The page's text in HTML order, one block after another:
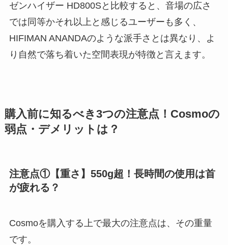
ゼンハイザー HD800Sと比較すると、音場の広さ
では同等かそれ以上と感じるユーザーも多く、
HIFIMAN ANANDAのような派手さとは異なり、よ
り自然で落ち着いた空間表現が特徴と言えます。
購入前に知るべき3つの注意点！Cosmoの
弱点・デメリットは？
注意点①【重さ】550g超！長時間の使用は首
が疲れる？
Cosmoを購入する上で最大の注意点は、その重量
です。